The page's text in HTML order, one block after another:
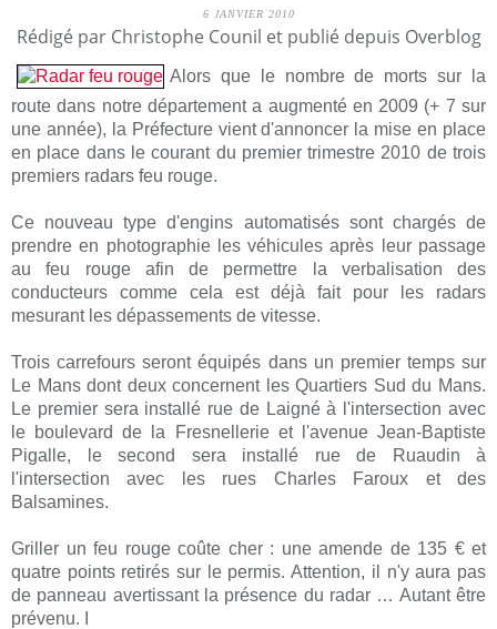
6 JANVIER 2010
Rédigé par Christophe Counil et publié depuis Overblog
Alors que le nombre de morts sur la
route dans notre département a augmenté en 2009 (+ 7 sur
une année), la Préfecture vient d'annoncer la mise en place
en place dans le courant du premier trimestre 2010 de trois
premiers radars feu rouge.
Ce nouveau type d'engins automatisés sont chargés de
prendre en photographie les véhicules après leur passage
au feu rouge afin de permettre la verbalisation des
conducteurs comme cela est déjà fait pour les radars
mesurant les dépassements de vitesse.
Trois carrefours seront équipés dans un premier temps sur
Le Mans dont deux concernent les Quartiers Sud du Mans.
Le premier sera installé rue de Laigné à l'intersection avec
le boulevard de la Fresnellerie et l'avenue Jean-Baptiste
Pigalle, le second sera installé rue de Ruaudin à
l'intersection avec les rues Charles Faroux et des
Balsamines.
Griller un feu rouge coûte cher : une amende de 135 € et
quatre points retirés sur le permis. Attention, il n'y aura pas
de panneau avertissant la présence du radar … Autant être
prévenu. I